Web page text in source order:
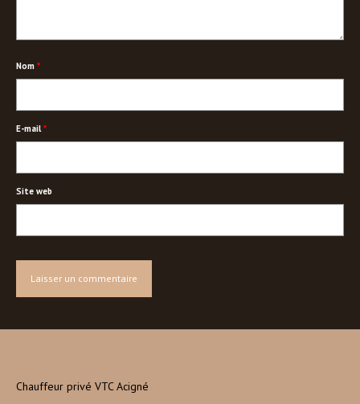
Nom *
E-mail*
Site web
Chauffeur privé VTC Acigné